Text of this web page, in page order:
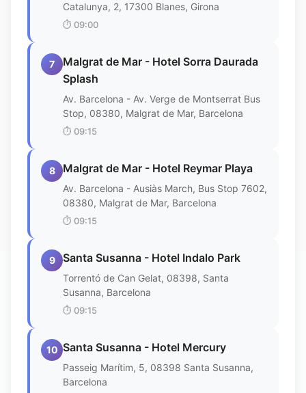
Catalunya, 2, 17300 Blanes, Girona
⏱️ 09:00
7
Malgrat de Mar - Hotel Sorra Daurada
Splash
Av. Barcelona - Av. Verge de Montserrat Bus
Stop, 08380, Malgrat de Mar, Barcelona
⏱️ 09:15
8 Malgrat de Mar - Hotel Reymar Playa
Av. Barcelona - Ausiàs March, Bus Stop 7602,
08380, Malgrat de Mar, Barcelona
⏱️ 09:15
9 Santa Susanna - Hotel Indalo Park
Torrentó de Can Gelat, 08398, Santa
Susanna, Barcelona
⏱️ 09:15
10 Santa Susanna - Hotel Mercury
Passeig Marítim, 5, 08398 Santa Susanna,
Barcelona